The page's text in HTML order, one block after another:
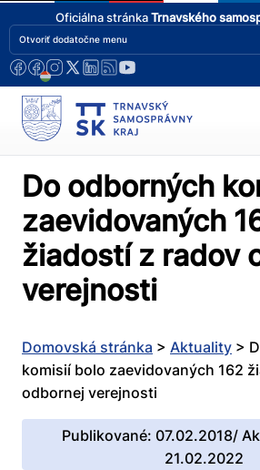
Oficiálna stránkaTrnavského
Otvoriť dodatočne menu
Do odborných
zaevidovaných
žiadostí z radov
verejnosti
Domovská stránka > Aktuality >
komisií bolo zaevidovaných 162
odbornej verejnosti
Publikované: 07.02.2018/
21.02.2022